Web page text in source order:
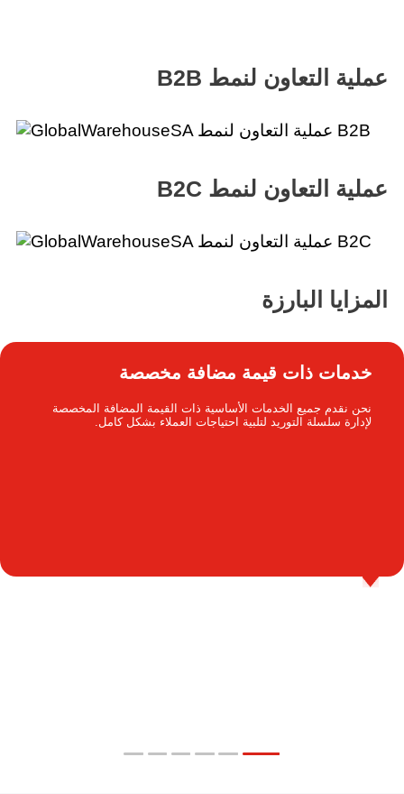
عملية التعاون لنمط B2B
عملية التعاون لنمط B2C
المزايا البارزة
خدمات ذات قيمة مضافة مخصصة
نحن نقدم جميع الخدمات الأساسية ذات القيمة المضافة المخصصة
لإدارة سلسلة التوريد لتلبية احتياجات العملاء بشكل كامل.